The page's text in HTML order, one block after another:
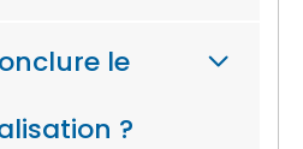
le
?